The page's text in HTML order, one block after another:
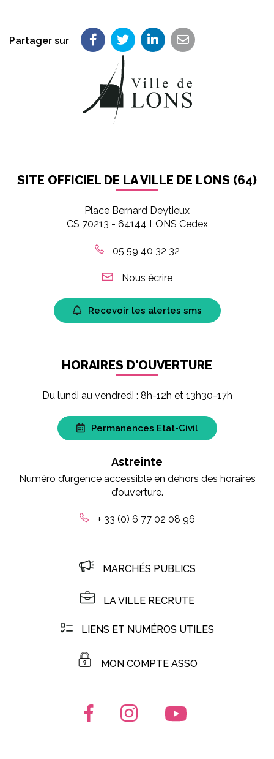
Partager sur Partager sur Facebook
Partager sur Twitter
Partager sur LinkedIn
Partager par
SITE OFFICIEL DE LA VILLE DE LONS (64)
Place Bernard Deytieux
CS 70213 - 64144 LONS Cedex
05 59 40 32 32
Nous écrire
Recevoir les alertes sms
HORAIRES D'OUVERTURE
Du lundi au vendredi : 8h-12h et 13h30-17h
Permanences Etat-Civil
Astreinte
Numéro d’urgence accessible en dehors des horaires
d’ouverture.
+ 33 (0) 6 77 02 08 96
MARCHÉS PUBLICS
LA VILLE RECRUTE
LIENS ET NUMÉROS UTILES
MON COMPTE ASSO
Lien vers le compte Facebook
Lien vers le compte
Lien vers la chaîne